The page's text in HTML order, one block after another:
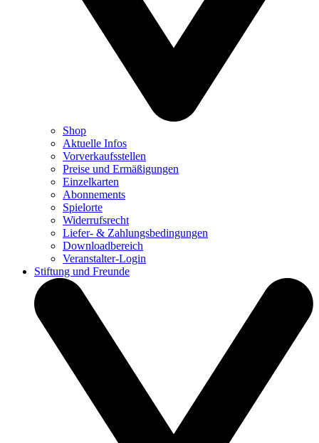
Shop
Aktuelle Infos
Vorverkaufsstellen
Preise und Ermäßigungen
Einzelkarten
Abonnements
Spielorte
Widerrufsrecht
Liefer- & Zahlungsbedingungen
Downloadbereich
Veranstalter-Login
Stiftung und Freunde